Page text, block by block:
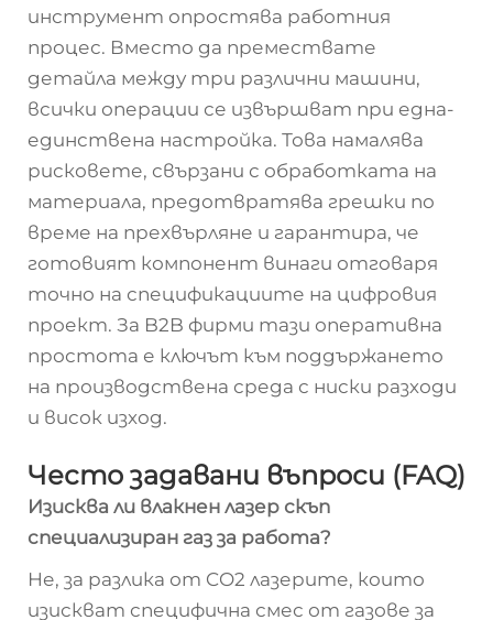
инструмент опростява работния
процес. Вместо да премествате
детайла между три различни машини,
всички операции се извършват при една-
единствена настройка. Това намалява
рисковете, свързани с обработката на
материала, предотвратява грешки по
време на прехвърляне и гарантира, че
готовият компонент винаги отговаря
точно на спецификациите на цифровия
проект. За B2B фирми тази оперативна
простота е ключът към поддържането
на производствена среда с ниски разходи
и висок изход.
Често задавани въпроси (FAQ)
Изисква ли влакнен лазер скъп
специализиран газ за работа?
Не, за разлика от CO2 лазерите, които
изискват специфична смес от газове за